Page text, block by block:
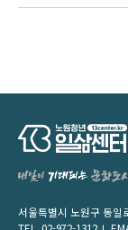
서울특별시 노원구 동일